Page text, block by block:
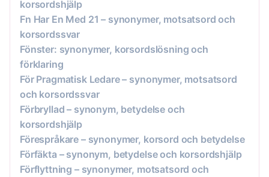
korsordshjälp
Fn Har En Med 21 – synonymer, motsatsord och
korsordssvar
Fönster: synonymer, korsordslösning och
förklaring
För Pragmatisk Ledare – synonymer, motsatsord
och korsordssvar
Förbryllad – synonym, betydelse och
korsordshjälp
Förespråkare – synonymer, korsord och betydelse
Förfäkta – synonym, betydelse och korsordshjälp
Förflyttning – synonymer, motsatsord och